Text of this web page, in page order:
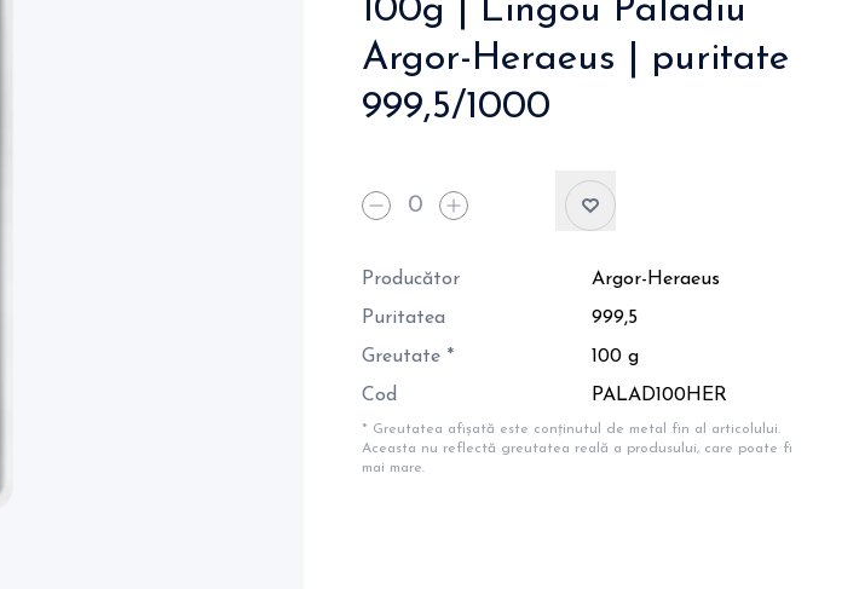
100g | Lingou Paladiu
Argor-Heraeus | puritate
999,5/1000
Producător
Argor-Heraeus
Puritatea
999,5
Greutate *
100 g
Cod
PALAD100HER
* Greutatea afișată este conținutul de metal fin al articolului.
Aceasta nu reflectă greutatea reală a produsului, care poate fi
mai mare.